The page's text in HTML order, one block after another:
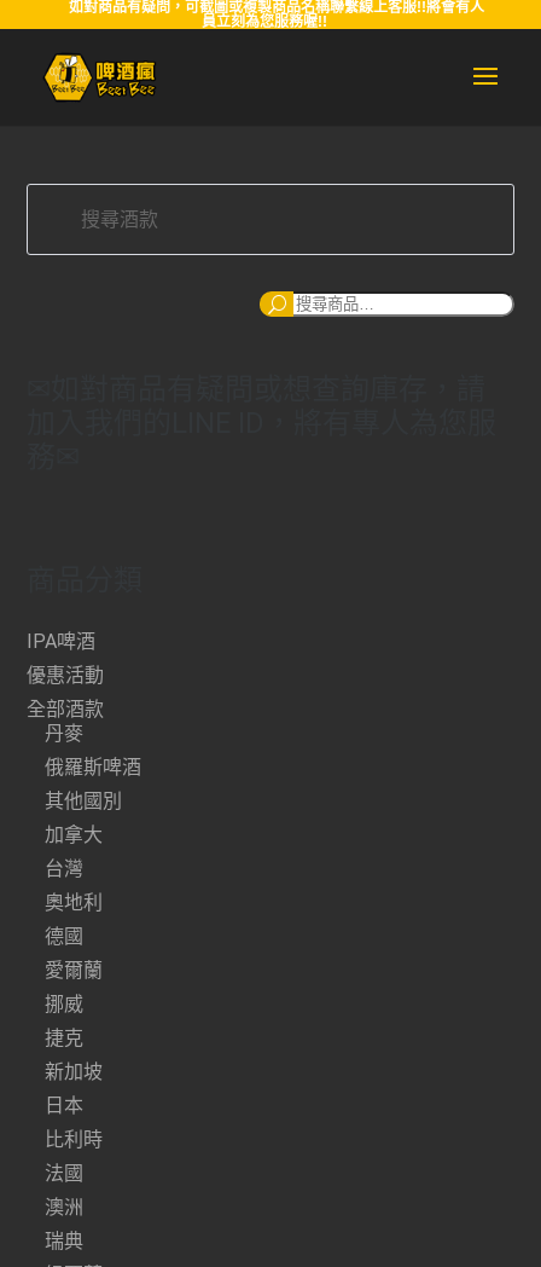
如對商品有疑問，可截圖或複製商品名稱聯繫線上客服!!將會有人
員立刻為您服務喔!!
搜
IPA啤酒
優惠活動
全部酒款
丹麥
俄羅斯啤酒
其他國別
加拿大
台灣
奧地利
德國
愛爾蘭
挪威
捷克
新加坡
日本
比利時
法國
澳洲
瑞典